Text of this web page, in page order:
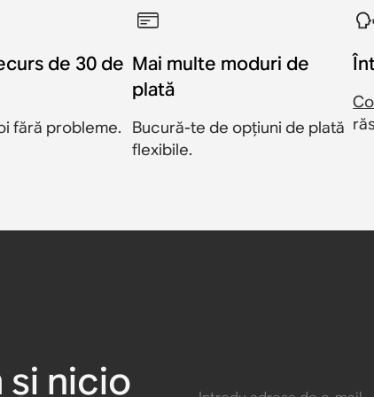
de 30 de
fără probleme.
Mai multe moduri de
plată
Bucură-te de opțiuni de plată
flexibile.
și nicio